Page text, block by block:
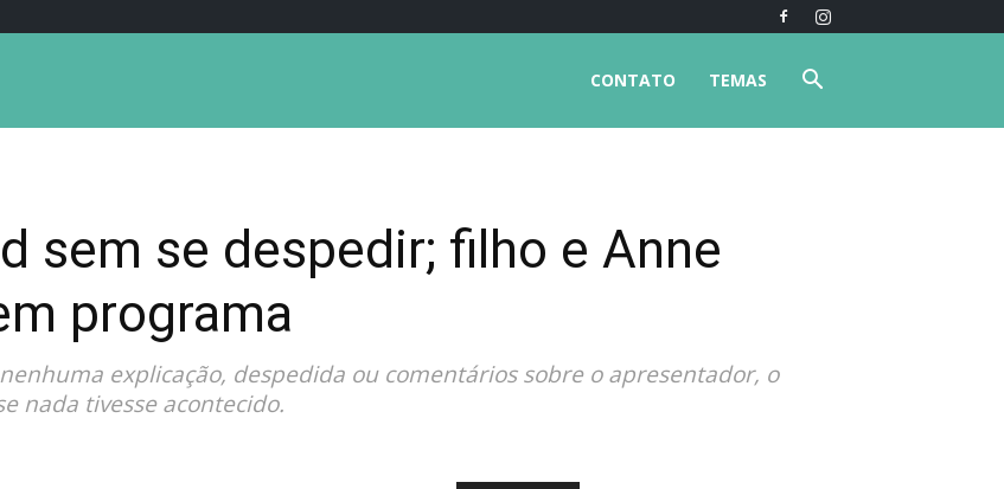
TEMAS
CONTATO
sem se despedir; filho e Anne
programa
explicação, despedida ou comentários sobre o apresentador, o
nada tivesse acontecido.